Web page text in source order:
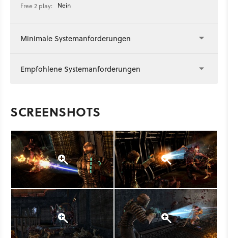
Free 2 play:
Nein
Minimale Systemanforderungen
Empfohlene Systemanforderungen
SCREENSHOTS